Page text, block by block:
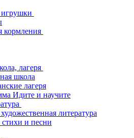
кормления
лагеря
школа
лагеря
Идите и научите
литература
стихи и песни